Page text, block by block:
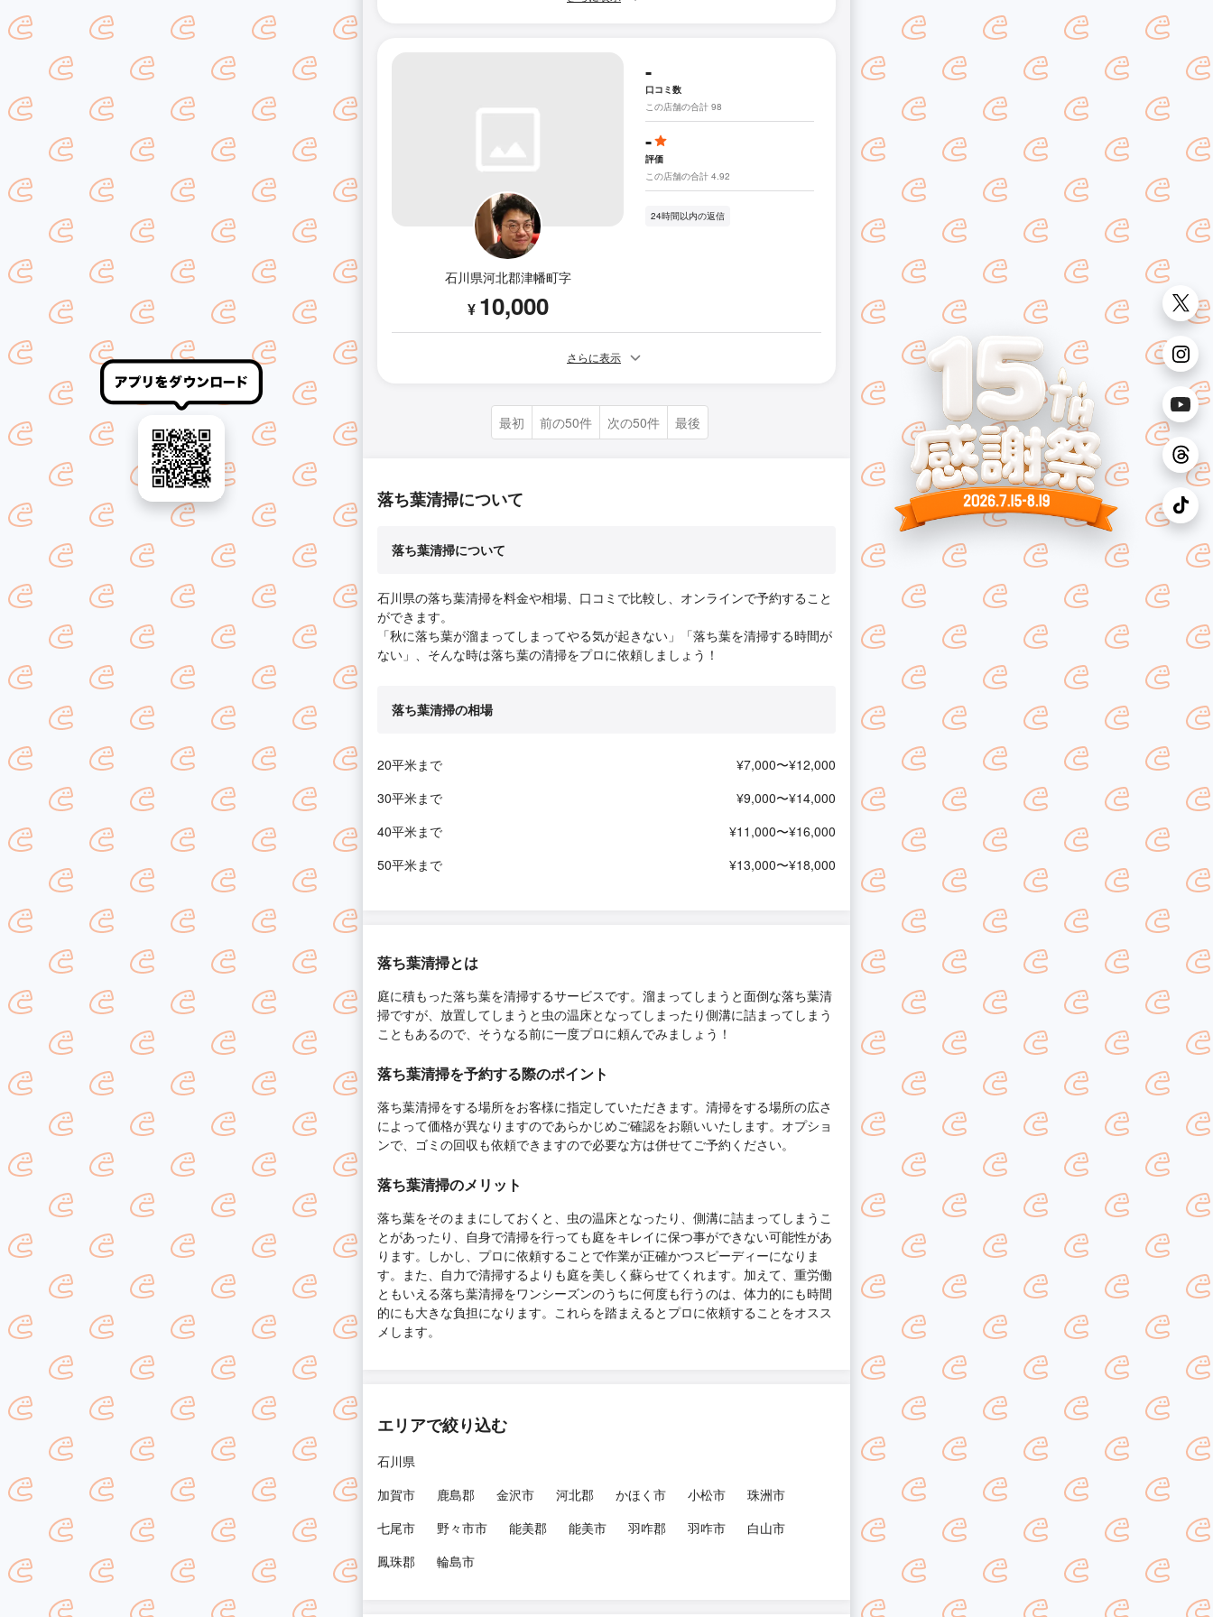
石川県河北郡津幡町字
¥ 10,000
-
口コミ数
この店舗の合計 98
-
評価
この店舗の合計 4.92
24時間以内の返信
さらに表示
最初 前の50件 次の50件 最後
落ち葉清掃について
落ち葉清掃について
石川県の落ち葉清掃を料金や相場、口コミで比較し、オンラインで予約すること
ができます。
「秋に落ち葉が溜まってしまってやる気が起きない」「落ち葉を清掃する時間が
ない」、そんな時は落ち葉の清掃をプロに依頼しましょう！
落ち葉清掃の相場
20平米まで
¥7,000〜¥12,000
30平米まで
¥9,000〜¥14,000
40平米まで
¥11,000〜¥16,000
50平米まで
¥13,000〜¥18,000
落ち葉清掃とは
庭に積もった落ち葉を清掃するサービスです。溜まってしまうと面倒な落ち葉清
掃ですが、放置してしまうと虫の温床となってしまったり側溝に詰まってしまう
こともあるので、そうなる前に一度プロに頼んでみましょう！
落ち葉清掃を予約する際のポイント
落ち葉清掃をする場所をお客様に指定していただきます。清掃をする場所の広さ
によって価格が異なりますのであらかじめご確認をお願いいたします。オプショ
ンで、ゴミの回収も依頼できますので必要な方は併せてご予約ください。
落ち葉清掃のメリット
落ち葉をそのままにしておくと、虫の温床となったり、側溝に詰まってしまうこ
とがあったり、自身で清掃を行っても庭をキレイに保つ事ができない可能性があ
ります。しかし、プロに依頼することで作業が正確かつスピーディーになりま
す。また、自力で清掃するよりも庭を美しく蘇らせてくれます。加えて、重労働
ともいえる落ち葉清掃をワンシーズンのうちに何度も行うのは、体力的にも時間
的にも大きな負担になります。これらを踏まえるとプロに依頼することをオスス
メします。
エリアで絞り込む
石川県
加賀市
鹿島郡 金沢市 河北郡 かほく市 小松市
珠洲市
七尾市
野々市市 能美郡 能美市 羽咋郡 羽咋市
白山市
鳳珠郡
輪島市